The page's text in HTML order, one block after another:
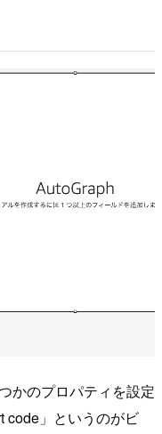
かのプロパティを設定
code」というのがビ